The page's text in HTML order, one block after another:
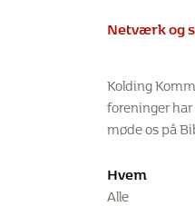
Netværk og
Kolding
foreninger
møde os på
Hvem
Alle